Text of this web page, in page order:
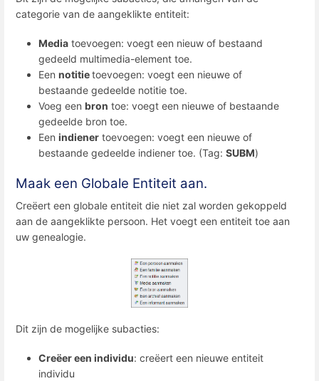
categorie van de aangeklikte entiteit:
Media toevoegen: voegt een nieuw of bestaand
gedeeld multimedia-element toe.
Een notitietoevoegen: voegt een nieuwe of
bestaande gedeelde notitie toe.
Voeg een bron toe: voegt een nieuwe of bestaande
gedeelde bron toe.
Een indiener toevoegen: voegt een nieuwe of
bestaande gedeelde indiener toe. (Tag: SUBM)
Maak een Globale Entiteit aan.
Creëert een globale entiteit die niet zal worden gekoppeld
aan de aangeklikte persoon. Het voegt een entiteit toe aan
uw genealogie.
Dit zijn de mogelijke subacties:
Creëer een individu: creëert een nieuwe entiteit
individu